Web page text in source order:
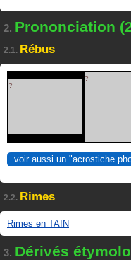
2. Prononciation
2.1. Rébus
?
?
voir aussi un "acrostiche
2.2. Rimes
Rimes en TAIN
3. Dérivés